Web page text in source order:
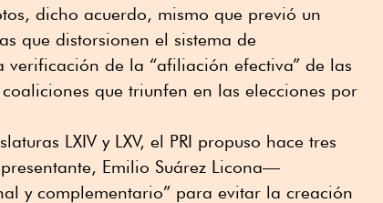
dicho acuerdo, mismo que previó un
que distorsionen el sistema de
verificación de la “afiliación efectiva” de las
que triunfen en las elecciones por
LXIV y LXV, el PRI propuso hace tres
Emilio Suárez Licona—
y complementario” para evitar la creación